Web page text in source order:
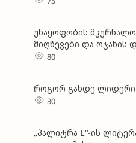
ონლაინ მაღაზია
75
მიღწევები და ოჯახის
80
როგორ გახდე ლიდერი